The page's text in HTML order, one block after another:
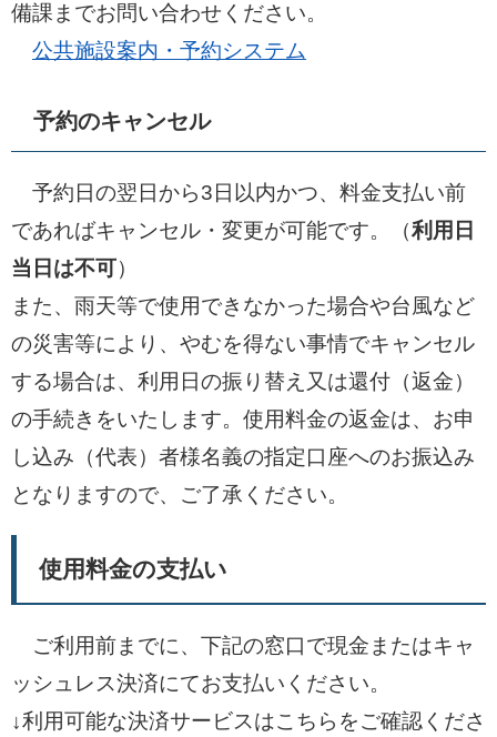
備課までお問い合わせください。
公共施設案内・予約システム
予約のキャンセル
予約日の翌日から3日以内かつ、料金支払い前
であればキャンセル・変更が可能です。（利用日
当日は不可）
また、雨天等で使用できなかった場合や台風など
の災害等により、やむを得ない事情でキャンセル
する場合は、利用日の振り替え又は還付（返金）
の手続きをいたします。使用料金の返金は、お申
し込み（代表）者様名義の指定口座へのお振込み
となりますので、ご了承ください。
使用料金の支払い
ご利用前までに、下記の窓口で現金またはキャ
ッシュレス決済にてお支払いください。
↓利用可能な決済サービスはこちらをご確認くださ